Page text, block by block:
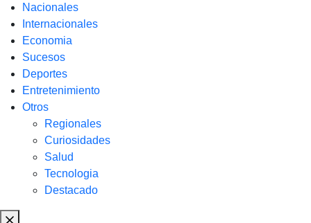
Nacionales
Internacionales
Economia
Sucesos
Deportes
Entretenimiento
Otros
Regionales
Curiosidades
Salud
Tecnologia
Destacado